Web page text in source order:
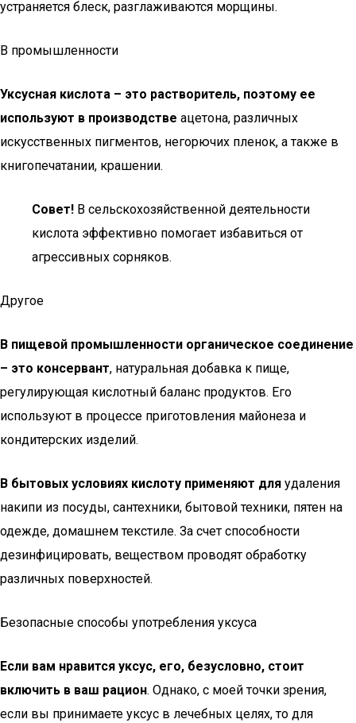
устраняется блеск, разглаживаются морщины.
В промышленности
Уксусная кислота – это растворитель, поэтому ее
используют в производстве ацетона, различных
искусственных пигментов, негорючих пленок, а также в
книгопечатании, крашении.
Совет! В сельскохозяйственной деятельности
кислота эффективно помогает избавиться от
агрессивных сорняков.
Другое
В пищевой промышленности органическое соединение
– это консервант, натуральная добавка к пище,
регулирующая кислотный баланс продуктов. Его
используют в процессе приготовления майонеза и
кондитерских изделий.
В бытовых условиях кислоту применяют для удаления
накипи из посуды, сантехники, бытовой техники, пятен на
одежде, домашнем текстиле. За счет способности
дезинфицировать, веществом проводят обработку
различных поверхностей.
Безопасные способы употребления уксуса
Если вам нравится уксус, его, безусловно, стоит
включить в ваш рацион. Однако, с моей точки зрения,
если вы принимаете уксус в лечебных целях, то для